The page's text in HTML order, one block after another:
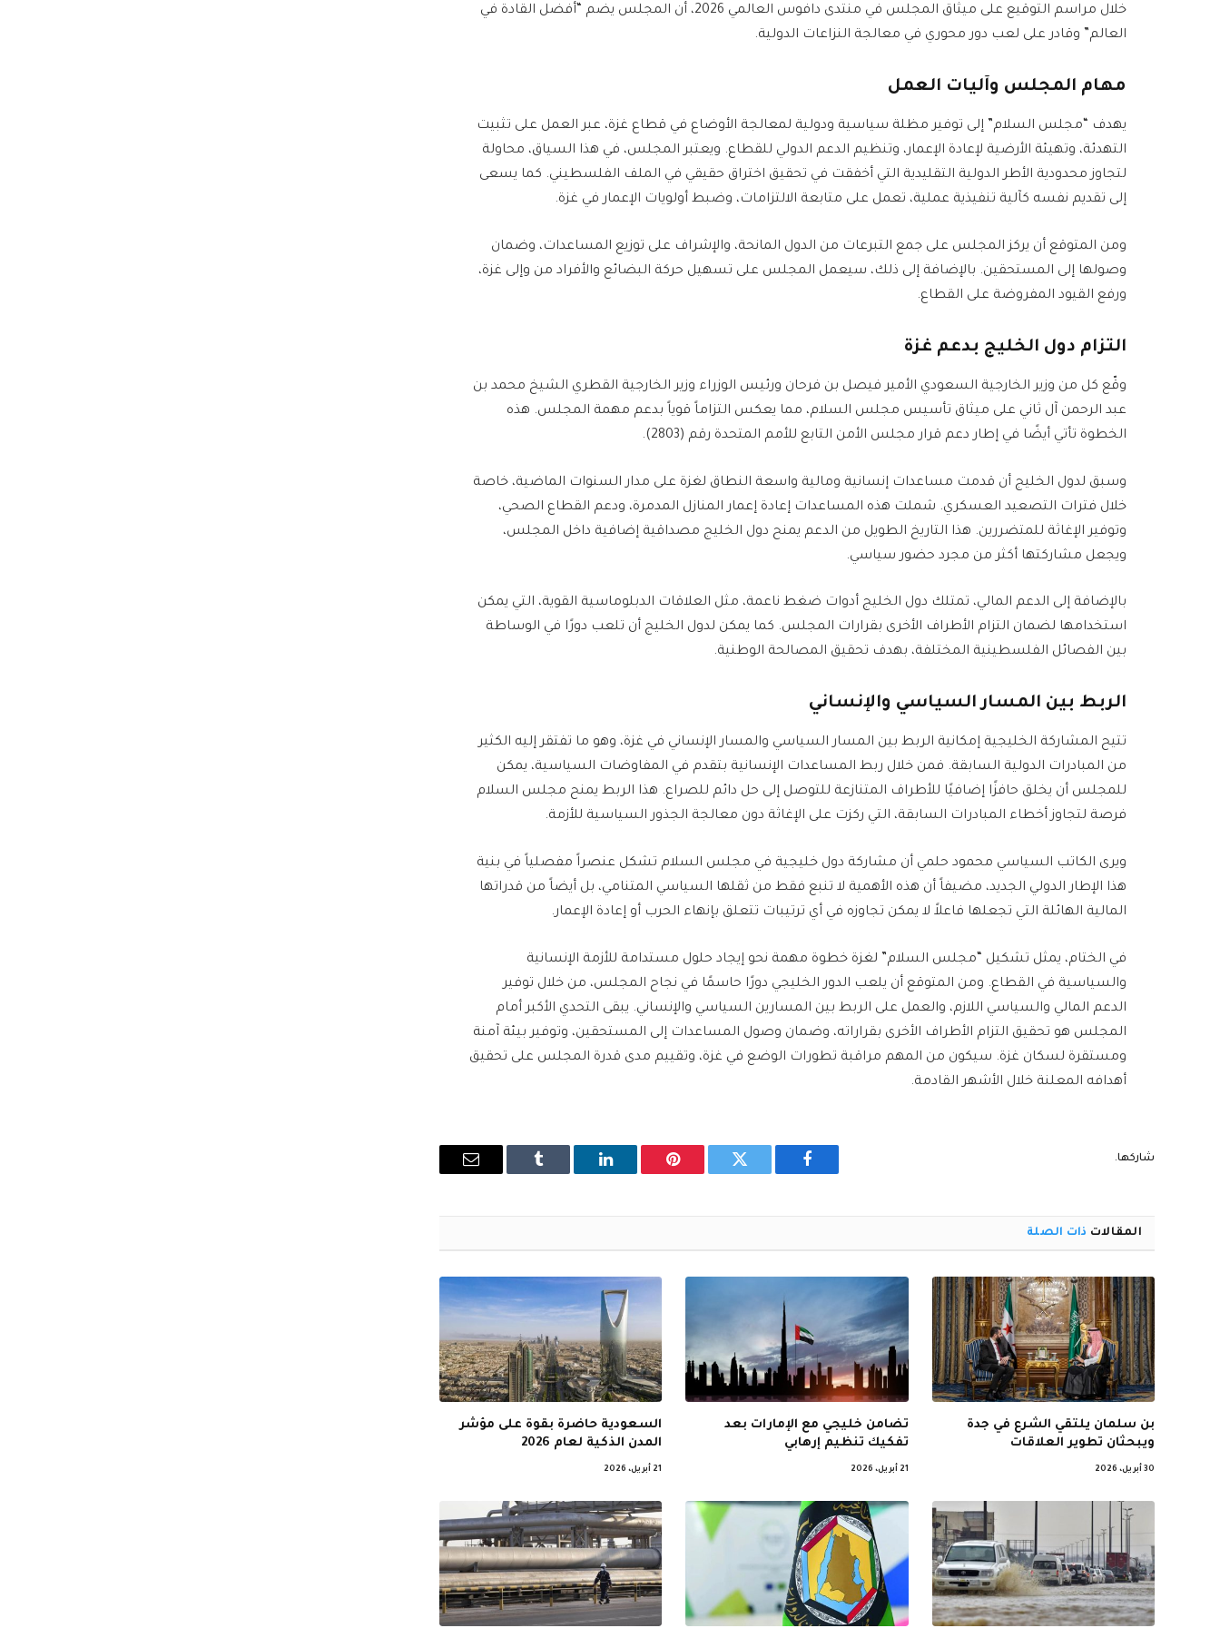
خلال مراسم التوقيع على ميثاق المجلس في منتدى دافوس العالمي 2026، أن المجلس يضم “أفضل القادة في
العالم” وقادر على لعب دور محوري في معالجة النزاعات الدولية.
مهام المجلس وآليات العمل
يهدف “مجلس السلام” إلى توفير مظلة سياسية ودولية لمعالجة الأوضاع في قطاع غزة، عبر العمل على تثبيت
التهدئة، وتهيئة الأرضية لإعادة الإعمار، وتنظيم الدعم الدولي للقطاع. ويعتبر المجلس، في هذا السياق، محاولة
لتجاوز محدودية الأطر الدولية التقليدية التي أخفقت في تحقيق اختراق حقيقي في الملف الفلسطيني. كما يسعى
إلى تقديم نفسه كآلية تنفيذية عملية، تعمل على متابعة الالتزامات، وضبط أولويات الإعمار في غزة.
ومن المتوقع أن يركز المجلس على جمع التبرعات من الدول المانحة، والإشراف على توزيع المساعدات، وضمان
وصولها إلى المستحقين. بالإضافة إلى ذلك، سيعمل المجلس على تسهيل حركة البضائع والأفراد من وإلى غزة،
ورفع القيود المفروضة على القطاع.
التزام دول الخليج بدعم غزة
وقّع كل من وزير الخارجية السعودي الأمير فيصل بن فرحان ورئيس الوزراء وزير الخارجية القطري الشيخ محمد بن
عبد الرحمن آل ثاني على ميثاق تأسيس مجلس السلام، مما يعكس التزاماً قوياً بدعم مهمة المجلس. هذه
الخطوة تأتي أيضًا في إطار دعم قرار مجلس الأمن التابع للأمم المتحدة رقم (2803).
وسبق لدول الخليج أن قدمت مساعدات إنسانية ومالية واسعة النطاق لغزة على مدار السنوات الماضية، خاصة
خلال فترات التصعيد العسكري. شملت هذه المساعدات إعادة إعمار المنازل المدمرة، ودعم القطاع الصحي،
وتوفير الإغاثة للمتضررين. هذا التاريخ الطويل من الدعم يمنح دول الخليج مصداقية إضافية داخل المجلس،
ويجعل مشاركتها أكثر من مجرد حضور سياسي.
بالإضافة إلى الدعم المالي، تمتلك دول الخليج أدوات ضغط ناعمة، مثل العلاقات الدبلوماسية القوية، التي يمكن
استخدامها لضمان التزام الأطراف الأخرى بقرارات المجلس. كما يمكن لدول الخليج أن تلعب دورًا في الوساطة
بين الفصائل الفلسطينية المختلفة، بهدف تحقيق المصالحة الوطنية.
الربط بين المسار السياسي والإنساني
تتيح المشاركة الخليجية إمكانية الربط بين المسار السياسي والمسار الإنساني في غزة، وهو ما تفتقر إليه الكثير
من المبادرات الدولية السابقة. فمن خلال ربط المساعدات الإنسانية بتقدم في المفاوضات السياسية، يمكن
للمجلس أن يخلق حافزًا إضافيًا للأطراف المتنازعة للتوصل إلى حل دائم للصراع. هذا الربط يمنح مجلس السلام
فرصة لتجاوز أخطاء المبادرات السابقة، التي ركزت على الإغاثة دون معالجة الجذور السياسية للأزمة.
ويرى الكاتب السياسي محمود حلمي أن مشاركة دول خليجية في مجلس السلام تشكل عنصراً مفصلياً في بنية
هذا الإطار الدولي الجديد، مضيفاً أن هذه الأهمية لا تنبع فقط من ثقلها السياسي المتنامي، بل أيضاً من قدراتها
المالية الهائلة التي تجعلها فاعلاً لا يمكن تجاوزه في أي ترتيبات تتعلق بإنهاء الحرب أو إعادة الإعمار.
في الختام، يمثل تشكيل “مجلس السلام” لغزة خطوة مهمة نحو إيجاد حلول مستدامة للأزمة الإنسانية
والسياسية في القطاع. ومن المتوقع أن يلعب الدور الخليجي دورًا حاسمًا في نجاح المجلس، من خلال توفير
الدعم المالي والسياسي اللازم، والعمل على الربط بين المسارين السياسي والإنساني. يبقى التحدي الأكبر أمام
المجلس هو تحقيق التزام الأطراف الأخرى بقراراته، وضمان وصول المساعدات إلى المستحقين، وتوفير بيئة آمنة
ومستقرة لسكان غزة. سيكون من المهم مراقبة تطورات الوضع في غزة، وتقييم مدى قدرة المجلس على تحقيق
أهدافه المعلنة خلال الأشهر القادمة.
شاركها.
فيسبوك تويتر بينتيريستلينكدإن Tumblr
البريد
المقالات ذات الصلة
بن سلمان يلتقي الشرع في جدة
ويبحثان تطوير العلاقات
30 أبريل، 2026
تضامن خليجي مع الإمارات بعد
تفكيك تنظيم إرهابي
21 أبريل، 2026
السعودية حاضرة بقوة على مؤشر
المدن الذكية لعام 2026
21 أبريل، 2026